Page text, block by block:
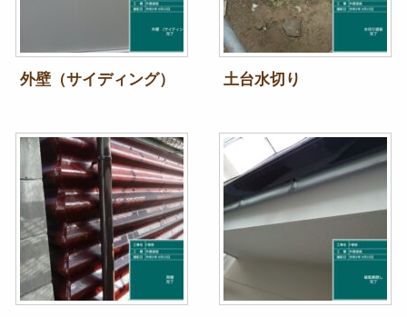
外壁（サイディング） 土台水切り